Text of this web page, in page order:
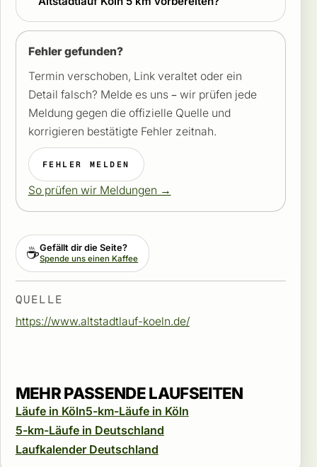
Fehler gefunden?
Termin verschoben, Link veraltet oder ein
Detail falsch? Melde es uns – wir prüfen jede
Meldung gegen die offizielle Quelle und
korrigieren bestätigte Fehler zeitnah.
FEHLER MELDEN
So prüfen wir Meldungen →
☕Gefällt dir die Seite?
Spende uns einen Kaffee
QUELLE
https://www.altstadtlauf-koeln.de/
MEHR PASSENDE LAUFSEITEN
Läufe in Köln5-km-Läufe in Köln
5-km-Läufe in Deutschland
Laufkalender Deutschland